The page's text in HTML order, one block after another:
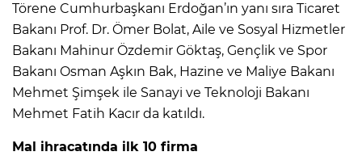
Törene Cumhurbaşkanı Erdoğan’ın yanı sıra Ticaret
Bakanı Prof. Dr. Ömer Bolat, Aile ve Sosyal Hizmetler
Bakanı Mahinur Özdemir Göktaş, Gençlik ve Spor
Bakanı Osman Aşkın Bak, Hazine ve Maliye Bakanı
Mehmet Şimşek ile Sanayi ve Teknoloji Bakanı
Mehmet Fatih Kacır da katıldı.
Mal ihracatında ilk 10 firma